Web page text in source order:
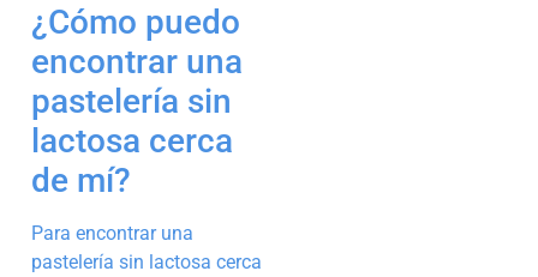
¿Cómo puedo
encontrar una
pastelería sin
lactosa cerca
de mí?
Para encontrar una
pastelería sin lactosa cerca